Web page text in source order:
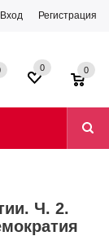
Вход Регистрация
0 0
Ч. 2.